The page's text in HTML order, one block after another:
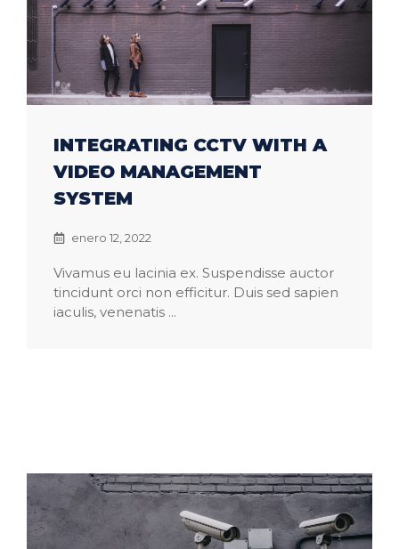
INTEGRATING CCTV WITH A
VIDEO MANAGEMENT
SYSTEM
enero 12, 2022
Vivamus eu lacinia ex. Suspendisse auctor
tincidunt orci non efficitur. Duis sed sapien
iaculis, venenatis ...